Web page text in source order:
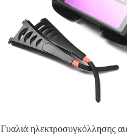
Γυαλιά ηλεκτροσυγκόλλησης